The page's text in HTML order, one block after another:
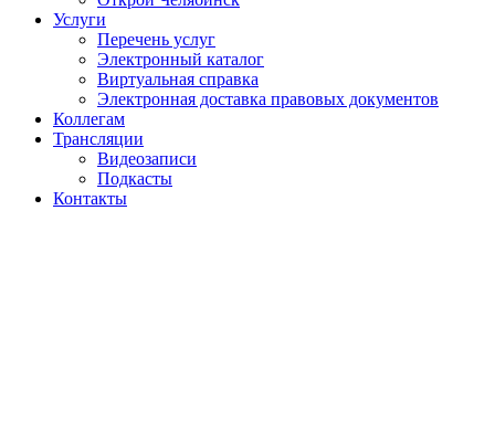
Услуги
Перечень услуг
Электронный каталог
Виртуальная справка
Электронная доставка правовых документов
Коллегам
Трансляции
Видеозаписи
Подкасты
Контакты